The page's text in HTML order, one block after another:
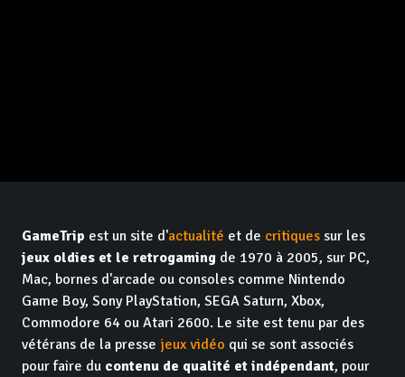
GameTrip est un site d'actualité et de critiques sur les
jeux oldies et le retrogaming de 1970 à 2005, sur PC,
Mac, bornes d'arcade ou consoles comme Nintendo
Game Boy, Sony PlayStation, SEGA Saturn, Xbox,
Commodore 64 ou Atari 2600. Le site est tenu par des
vétérans de la presse jeux vidéo qui se sont associés
pour faire du contenu de qualité et indépendant, pour